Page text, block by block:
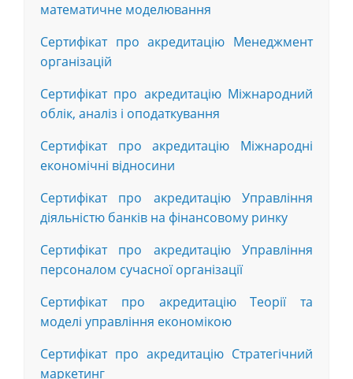
математичне моделювання
Сертифікат про акредитацію Менеджмент
організацій
Сертифікат про акредитацію Міжнародний
облік, аналіз і оподаткування
Сертифікат про акредитацію Міжнародні
економічні відносини
Сертифікат про акредитацію Управління
діяльністю банків на фінансовому ринку
Сертифікат про акредитацію Управління
персоналом сучасної організації
Сертифікат про акредитацію Теорії та
моделі управління економікою
Сертифікат про акредитацію Стратегічний
маркетинг